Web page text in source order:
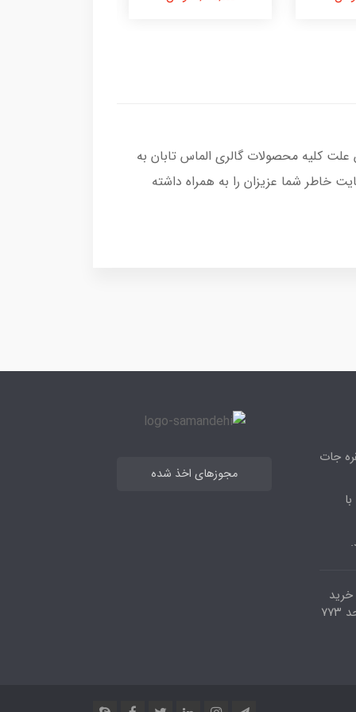
کلیه محصولات گالری الماس تابان به
خاطر شما عزیزان را به همراه داشته
جات
خرید
مجوزهای اخذ شده